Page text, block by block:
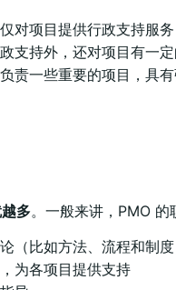
对项目提供行政支持服
支持外，还对项目有一
责一些重要的项目，具
多。一般来讲，PMO 的
（比如方法、流程和制度
为各项目提供支持